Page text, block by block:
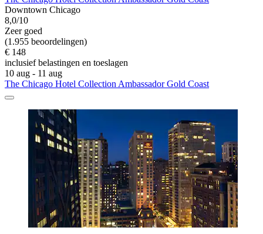
Downtown Chicago
8,0/10
Zeer goed
(1.955 beoordelingen)
€ 148
inclusief belastingen en toeslagen
10 aug - 11 aug
The Chicago Hotel Collection Ambassador Gold Coast